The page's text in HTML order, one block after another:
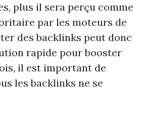
plus il sera perçu comme
par les moteurs de
des backlinks peut donc
rapide pour booster
il est important de
les backlinks ne se